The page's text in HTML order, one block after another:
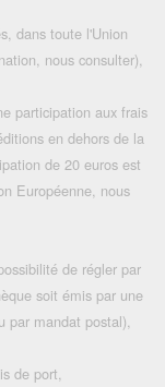
dans toute l'Union
nous consulter),
participation aux frais
en dehors de la
de 20 euros est
Européenne, nous
de régler par
soit émis par une
par mandat postal),
de port,